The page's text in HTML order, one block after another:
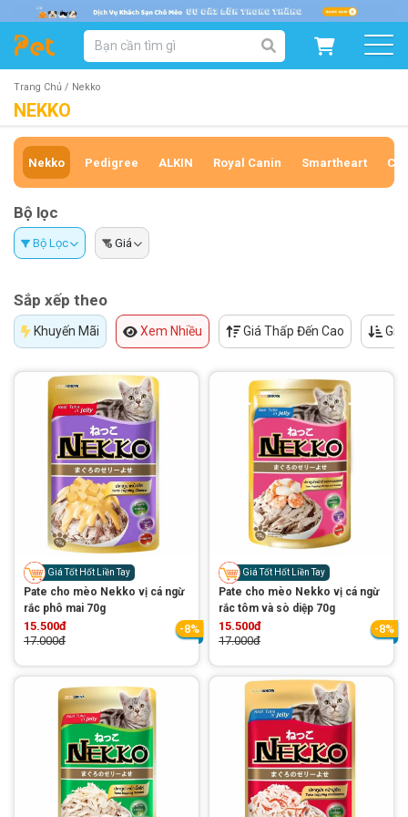
DANH MỤC SẢN PHẨM
SẢN PHẨM DÀNH CHO MÈO
SẨN PHẨM THEO THƯƠNG HIỆU
GIỚI THIỆU
DỊCH VỤ
Khách sạn chó mèo Spa chó mèo
Dịch vụ cắt tỉa lông chó
Dịch vụ huấn luyện chó
Dịch vụ mua bán chó
Dịch vụ phối giống chó
mèo
TIN TỨC
Trang Chủ / Nekko
NEKKO
Nekko Pedigree ALKIN Royal Canin Smartheart
Bộ lọc
Bộ Lọc Giá
Sắp xếp theo
Khuyến Mãi Xem Nhiều Giá Thấp Đến Cao Giá
Giá Tốt Hốt Liền Tay
Pate cho mèo Nekko vị cá ngừ
rắc phô mai 70g
15.500đ
17.000đ
-8%
Giá Tốt Hốt Liền Tay
Pate cho mèo Nekko vị cá ngừ
rắc tôm và sò diệp 70g
15.500đ
17.000đ
-8%